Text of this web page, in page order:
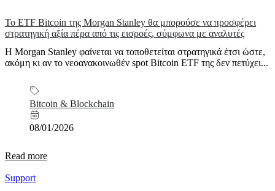
Το ETF Bitcoin της Morgan Stanley θα μπορούσε να προσφέρει
στρατηγική αξία πέρα από τις εισροές, σύμφωνα με αναλυτές
Η Morgan Stanley φαίνεται να τοποθετείται στρατηγικά έτσι ώστε,
ακόμη κι αν το νεοανακοινωθέν spot Bitcoin ETF της δεν πετύχει...
Bitcoin & Blockchain
08/01/2026
Read more
Support